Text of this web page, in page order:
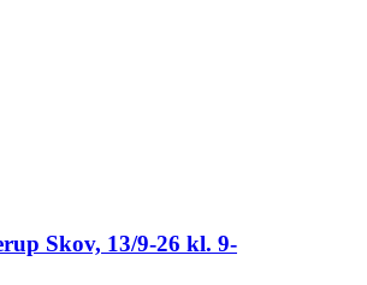
Skov, 13/9-26 kl. 9-